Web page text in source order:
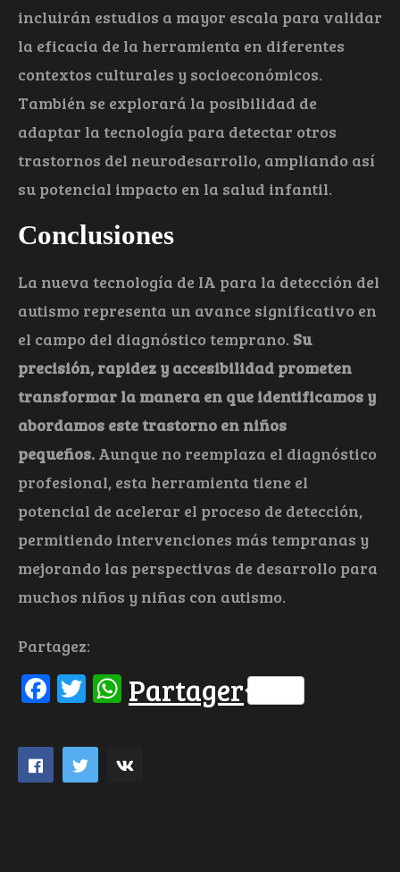
incluirán estudios a mayor escala para validar
la eficacia de la herramienta en diferentes
contextos culturales y socioeconómicos.
También se explorará la posibilidad de
adaptar la tecnología para detectar otros
trastornos del neurodesarrollo, ampliando así
su potencial impacto en la salud infantil.
Conclusiones
La nueva tecnología de IA para la detección del
autismo representa un avance significativo en
el campo del diagnóstico temprano. Su
precisión, rapidez y accesibilidad prometen
transformar la manera en que identificamos y
abordamos este trastorno en niños
pequeños. Aunque no reemplaza el diagnóstico
profesional, esta herramienta tiene el
potencial de acelerar el proceso de detección,
permitiendo intervenciones más tempranas y
mejorando las perspectivas de desarrollo para
muchos niños y niñas con autismo.
Partagez:
Facebook
Twitter
WhatsApp
Partager